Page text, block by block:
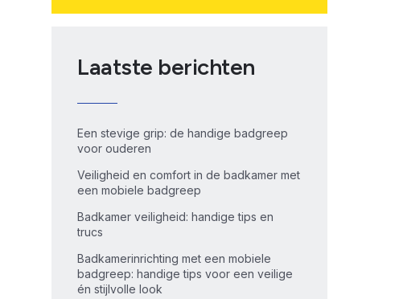
Laatste berichten
Een stevige grip: de handige badgreep
voor ouderen
Veiligheid en comfort in de badkamer met
een mobiele badgreep
Badkamer veiligheid: handige tips en
trucs
Badkamerinrichting met een mobiele
badgreep: handige tips voor een veilige
én stijlvolle look